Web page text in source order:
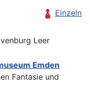
Einzeln
Leer
Emden
Fantasie und